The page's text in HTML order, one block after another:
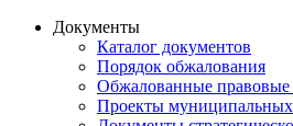
Документы
Каталог документов
Порядок обжалования
Обжалованные правовые
Проекты муниципальных